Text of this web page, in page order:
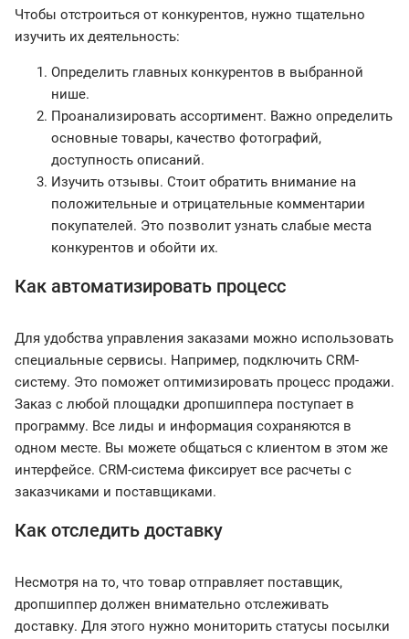
Чтобы отстроиться от конкурентов, нужно тщательно
изучить их деятельность:
Определить главных конкурентов в выбранной
нише.
Проанализировать ассортимент. Важно определить
основные товары, качество фотографий,
доступность описаний.
Изучить отзывы. Стоит обратить внимание на
положительные и отрицательные комментарии
покупателей. Это позволит узнать слабые места
конкурентов и обойти их.
Как автоматизировать процесс
Для удобства управления заказами можно использовать
специальные сервисы. Например, подключить CRM-
систему. Это поможет оптимизировать процесс продажи.
Заказ с любой площадки дропшиппера поступает в
программу. Все лиды и информация сохраняются в
одном месте. Вы можете общаться с клиентом в этом же
интерфейсе. CRM-система фиксирует все расчеты с
заказчиками и поставщиками.
Как отследить доставку
Несмотря на то, что товар отправляет поставщик,
дропшиппер должен внимательно отслеживать
доставку. Для этого нужно мониторить статусы посылки